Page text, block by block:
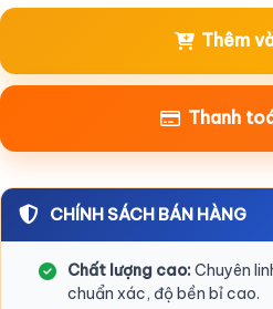
Thêm
Thanh
CHÍNH SÁCH BÁN HÀNG
Chất lượng cao:Chuyên
chuẩn xác, độ bền bỉ cao.